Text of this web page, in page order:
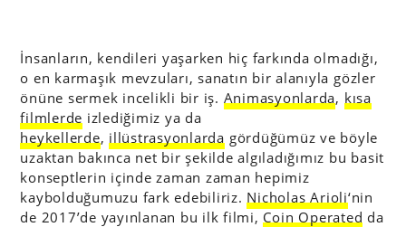
İnsanların, kendileri yaşarken hiç farkında olmadığı,
o en karmaşık mevzuları, sanatın bir alanıyla gözler
önüne sermek incelikli bir iş. Animasyonlarda, kısa
filmlerde izlediğimiz ya da
heykellerde, illüstrasyonlarda gördüğümüz ve böyle
uzaktan bakınca net bir şekilde algıladığımız bu basit
konseptlerin içinde zaman zaman hepimiz
kaybolduğumuzu fark edebiliriz. Nicholas Arioli‘nin
de 2017’de yayınlanan bu ilk filmi, Coin Operated da